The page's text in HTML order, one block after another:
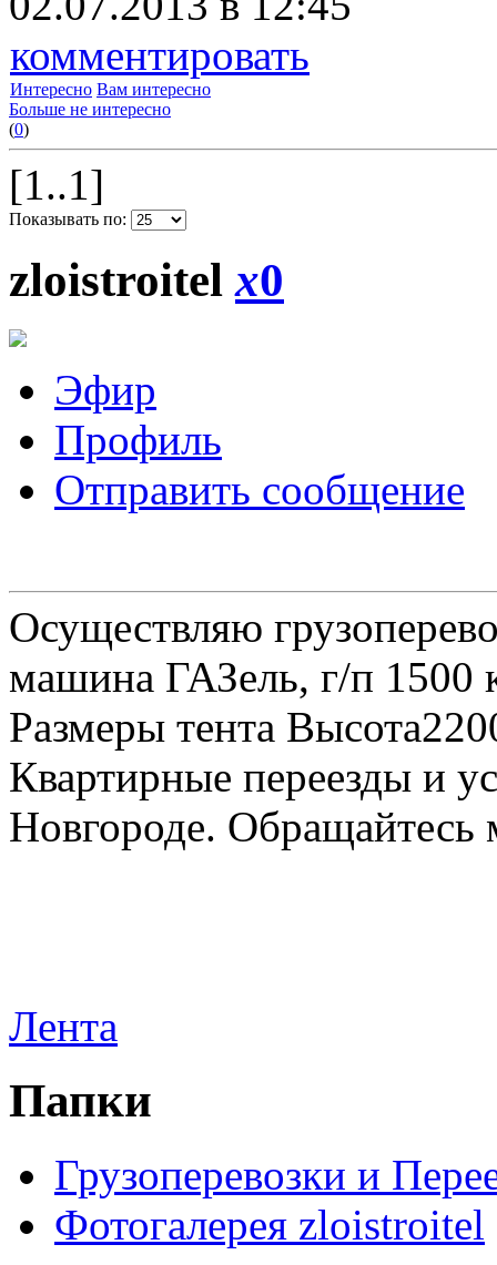
комментировать
Интересно Вам интересно
Больше не интересно
(0)
[1..1]
Показывать по:
zloistroitelx0
Эфир
Профиль
Отправить сообщение
Осуществляю
машина ГАЗель, г/п 1500
Размеры тента
Квартирные переезды и
Новгороде.
Лента
Папки
Грузоперевозки и
Фотогалерея zloistroitel